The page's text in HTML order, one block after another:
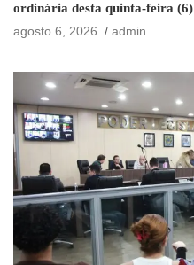
ordinária desta quinta-feira (6)
agosto 6, 2026
admin